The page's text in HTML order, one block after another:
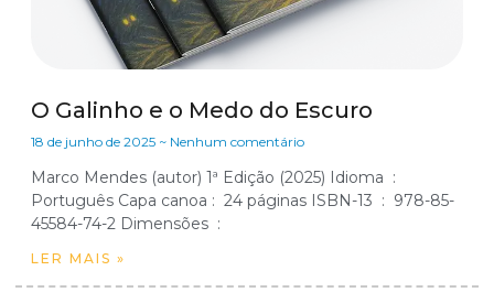
O Galinho e o Medo do Escuro
18 de junho de 2025 Nenhum comentário
Marco Mendes (autor) 1ª Edição (2025) Idioma ‏ : ‎
Português Capa canoa‏ : ‎ 24 páginas ISBN-13 ‏ : ‎ 978-85-
45584-74-2 Dimensões ‏ :
LER MAIS »